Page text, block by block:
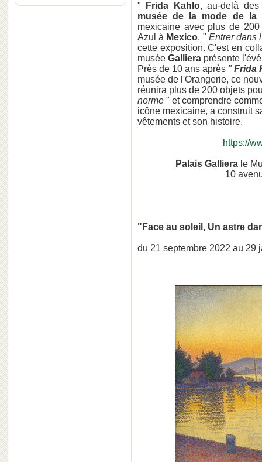
" Frida Kahlo, au-delà
musée de la mode de
mexicaine avec plus de
Azul à Mexico. " Entrer dans
cette exposition. C'est en
musée Galliera présente
Près de 10 ans après "Frida
musée de l'Orangerie, ce
réunira plus de 200 objets
norme " et comprendre
icône mexicaine, a construit
vêtements et son histoire.
https://
Palais Galliera le
10
"Face au soleil, Un astre
du 21 septembre 2022 au 29